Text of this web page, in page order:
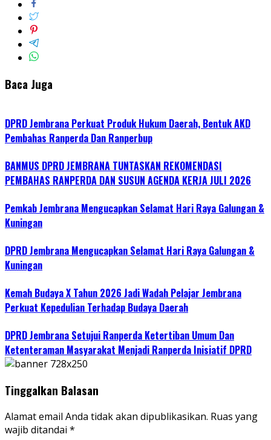
Baca Juga
DPRD Jembrana Perkuat Produk Hukum Daerah, Bentuk AKD
Pembahas Ranperda Dan Ranperbup
BANMUS DPRD JEMBRANA TUNTASKAN REKOMENDASI
PEMBAHAS RANPERDA DAN SUSUN AGENDA KERJA JULI 2026
Pemkab Jembrana Mengucapkan Selamat Hari Raya Galungan &
Kuningan
DPRD Jembrana Mengucapkan Selamat Hari Raya Galungan &
Kuningan
Kemah Budaya X Tahun 2026 Jadi Wadah Pelajar Jembrana
Perkuat Kepedulian Terhadap Budaya Daerah
DPRD Jembrana Setujui Ranperda Ketertiban Umum Dan
Ketenteraman Masyarakat Menjadi Ranperda Inisiatif DPRD
Tinggalkan Balasan
Alamat email Anda tidak akan dipublikasikan. Ruas yang
wajib ditandai *